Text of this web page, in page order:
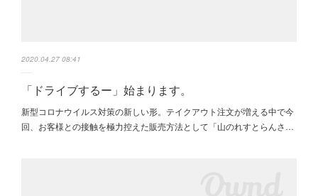
2020.04.27 08:41
「ドライブするー」始まります。
新型コロナウイルス対策の新しい形。テイクアウト注文が増える中で今
回、お客様との接触を極力控えた販売方法として「山のれすとらんさ…